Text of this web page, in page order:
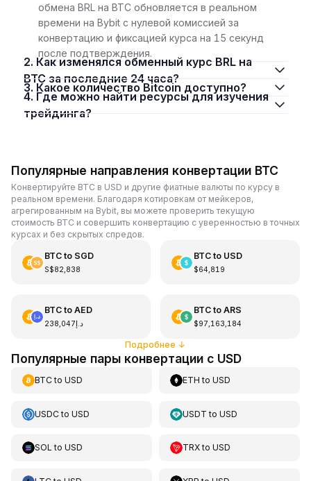
обмена BRL на BTC обновляется в реальном
времени на Bybit с нулевой комиссией за
конвертацию и фиксацией курса на 15 секунд
после подтверждения.
2. Как изменялся обменный курс BRL на
BTC за последние 24 часа?
3. Какое количество Bitcoin доступно?
4. Где можно найти ресурсы для изучения
трейдинга?
Популярные направления конвертации BTC
Конвертируйте BTC в USD и другие фиатные валюты по курсу в
реальном времени. Благодаря котировкам от мейкеров,
агрегированным на Bybit, вы можете проверить текущую
стоимость BTC и совершить конвертацию с уверенностью в точных
курсах и без скрытых спредов.
BTCto SGD
S$82,838
BTCto USD
$64,819
BTCto AED
د.إ238,047
BTCto ARS
$97,163,184
Подробнее ↓
Популярные пары конвертации с USD
BTCto USD ETH toUSD
USDCto USD USDT toUSD
SOL to USD TRXtoUSD